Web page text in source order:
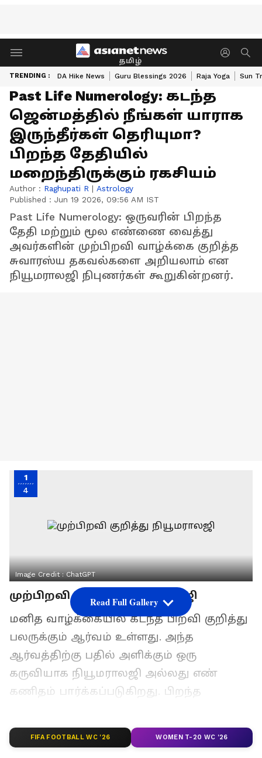
தமிழ்
TRENDING : DA Hike News Guru Blessings 2026 Raja Yoga Sun
Past Life Numerology: கடந்த
ஜென்மத்தில் நீங்கள் யாராக
இருந்தீர்கள் தெரியுமா?
பிறந்த தேதியில்
மறைந்திருக்கும் ரகசியம்
Author : Raghupati R | Astrology
Published : Jun 19 2026, 09:56 AM IST
Past Life Numerology: ஒருவரின் பிறந்த
தேதி மற்றும் மூல எண்ணை வைத்து
அவர்களின் முற்பிறவி வாழ்க்கை குறித்த
சுவாரஸ்ய தகவல்களை அறியலாம் என
நியூமராலஜி நிபுணர்கள் கூறுகின்றனர்.
1
4
Image Credit :ChatGPT
முற்பிறவி குறித்து நியூமராலஜி
மனித வாழ்க்கையில் கடந்த பிறவி குறித்து
பலருக்கும் ஆர்வம் உள்ளது. அந்த
ஆர்வத்திற்கு பதில் அளிக்கும் ஒரு
கருவியாக நியூமராலஜி அல்லது எண்
கணிதம் பார்க்கப்படுகிறது. பிறந்த
மூல எண் மூலம், ஒருவரின் கடந்த
பிறவியின் குணநலன், தொழில் மற்றும்
Read Full Gallery
FIFA FOOTBALL WC '26 WOMEN T-20 WC '26